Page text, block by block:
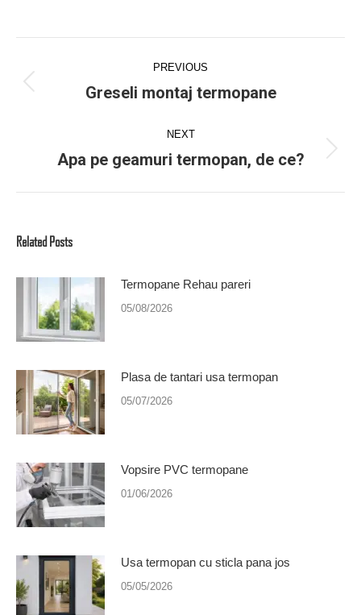
navigation
PREVIOUS
Previous
Greseli montaj termopane
NEXT
Next
Apa pe geamuri termopan, de ce?
Related Posts
Termopane Rehau pareri
05/08/2026
Plasa de tantari usa termopan
05/07/2026
Vopsire PVC termopane
01/06/2026
Usa termopan cu sticla pana jos
05/05/2026